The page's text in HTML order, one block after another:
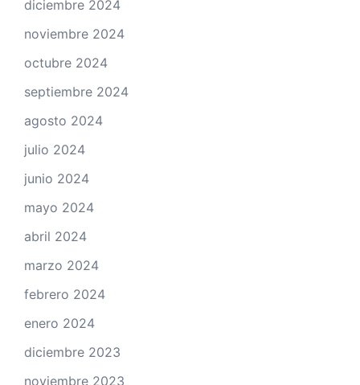
diciembre 2024
noviembre 2024
octubre 2024
septiembre 2024
agosto 2024
julio 2024
junio 2024
mayo 2024
abril 2024
marzo 2024
febrero 2024
enero 2024
diciembre 2023
noviembre 2023